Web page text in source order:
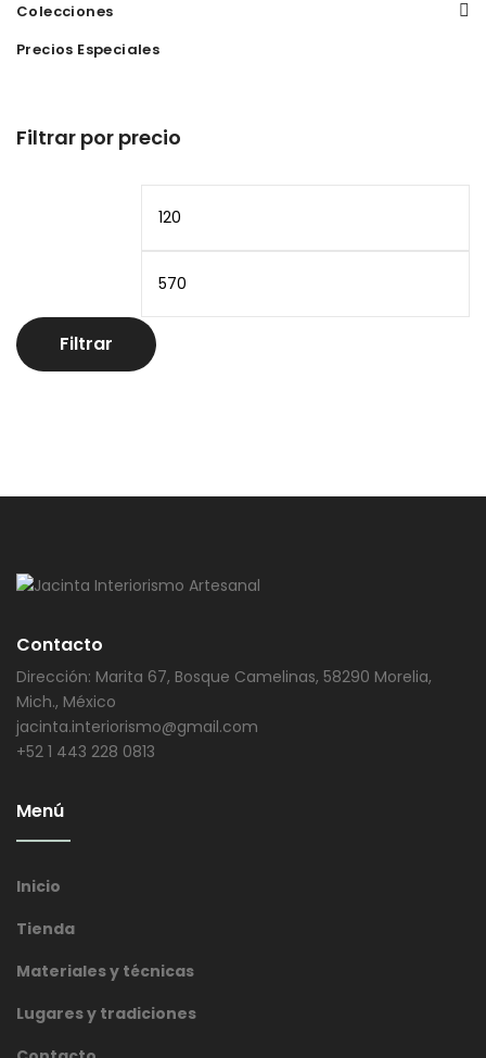
Colecciones
Precios Especiales
Filtrar por precio
Filtrar
Contacto
Dirección: Marita 67, Bosque Camelinas, 58290 Morelia,
Mich., México
jacinta.interiorismo@gmail.com
+52 1 443 228 0813
Menú
Inicio
Tienda
Materiales y técnicas
Lugares y tradiciones